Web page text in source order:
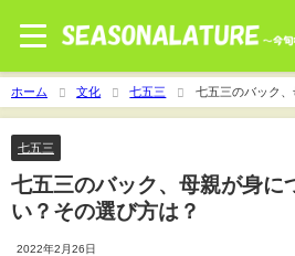
ホーム 文化 七五三
七五三のバック
い？その選び方は？
七五三
七五三のバック、母親が身に
い？その選び方は？
2022年2月26日